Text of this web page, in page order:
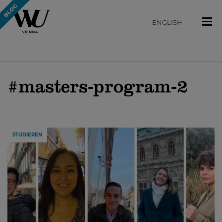
ENGLISH
#masters-program-2
STUDIEREN